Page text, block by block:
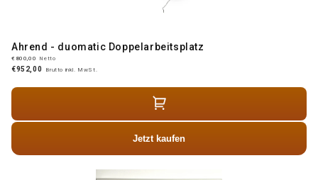
Ahrend - duomatic Doppelarbeitsplatz
€800,00 Netto
€952,00 Brutto inkl. MwSt.
Jetzt kaufen